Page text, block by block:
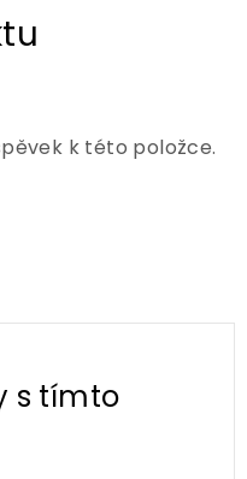
k této položce.
s tímto